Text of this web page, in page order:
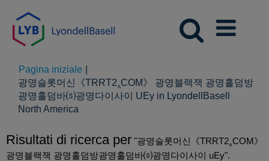
Pagina iniziale
광명슬롯머신《TRRT2‸COM》 광명블랙잭 광명홀덤방
광명홀덤바⒮광명다이사이 UEy in LyondellBasell
North America
Risultati di ricerca per "광명슬롯머신《TRRT2‸COM》
광명블랙잭 광명홀덤방광명홀덤바⒮광명다이사이 uEy".